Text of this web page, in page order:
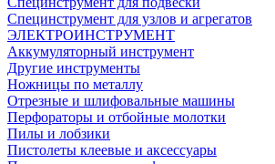
Специнструмент для узлов и агрегатов
ЭЛЕКТРОИНСТРУМЕНТ
Аккумуляторный инструмент
Другие инструменты
Ножницы по металлу
Отрезные и шлифовальные машины
Перфораторы и отбойные молотки
Пилы и лобзики
Пистолеты клеевые и аксессуары